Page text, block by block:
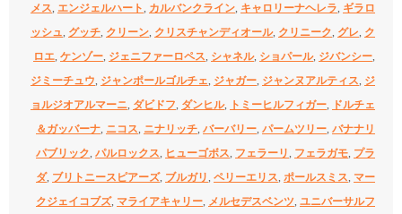
メス, エンジェルハート, カルバンクライン, キャロリーナヘレラ, ギラロ
ッシュ, グッチ, クリーン, クリスチャンディオール, クリニーク, グレ, ク
ロエ, ケンゾー, ジェニファーロペス, シャネル, ショパール, ジバンシー,
ジミーチュウ, ジャンポールゴルチェ, ジャガー, ジャンヌアルティス, ジ
ョルジオアルマーニ, ダビドフ, ダンヒル, トミーヒルフィガー,
ドルチェ
＆ガッバーナ, ニコス, ニナリッチ, バーバリー, パームツリー, バナナリ
パブリック, パルロックス, ヒューゴボス, フェラーリ, フェラガモ, プラ
ダ, ブリトニースピアーズ, ブルガリ, ペリーエリス, ポールスミス, マー
クジェイコブズ, マライアキャリー, メルセデスベンツ, ユニバーサルフ